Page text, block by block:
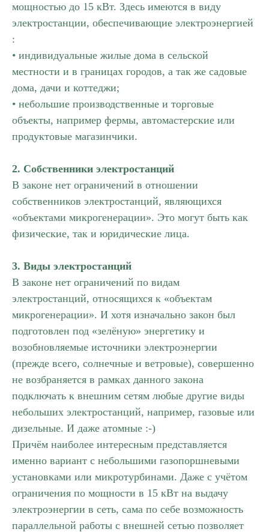
мощностью до 15 кВт. Здесь имеются в виду
электростанции, обеспечивающие электроэнергией
:
• индивидуальные жилые дома в сельской
местности и в границах городов, а так же садовые
дома, дачи и коттеджи;
• небольшие производственные и торговые
объекты, например фермы, автомастерские или
продуктовые магазинчики.
2. Собственники электростанций
В законе нет ограничений в отношении
собственников электростанций, являющихся
«объектами микрогенерации». Это могут быть как
физические, так и юридические лица.
3. Виды электростанций
В законе нет ограничений по видам
электростанций, относящихся к «объектам
микрогенерации». И хотя изначально закон был
подготовлен под «зелёную» энергетику и
возобновляемые источники электроэнергии
(прежде всего, солнечные и ветровые), совершенно
не возбраняется в рамках данного закона
подключать к внешним сетям любые другие виды
небольших электростанций, например, газовые или
дизельные. И даже атомные :-)
Причём наиболее интересным представляется
именно вариант с небольшими газопоршневыми
установками или микротурбинами. Даже с учётом
ограничения по мощности в 15 кВт на выдачу
электроэнергии в сеть, сама по себе возможность
параллельной работы с внешней сетью позволяет